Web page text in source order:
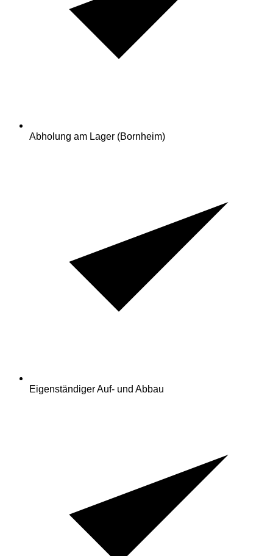
Abholung am Lager (Bornheim)
Eigenständiger Auf- und Abbau